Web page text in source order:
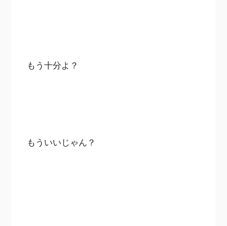
もう十分よ？
もういいじゃん？